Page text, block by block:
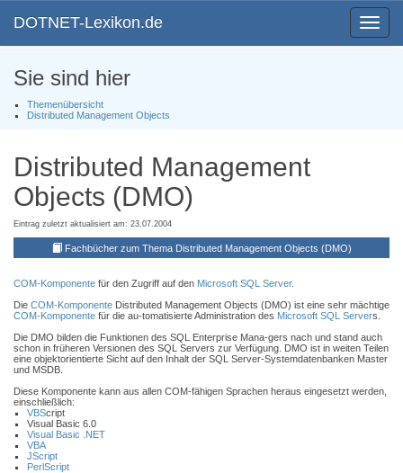
Toggle
DOTNET-Lexikon.de
Sie sind hier
Themenübersicht
Distributed Management Objects
Distributed Management
Objects (DMO)
Eintrag zuletzt aktualisiert am: 23.07.2004
Fachbücher zum Thema Distributed Management Objects (DMO)
COM-Komponente für den Zugriff auf den Microsoft SQL Server.
Die COM-Komponente Distributed Management Objects (DMO) ist eine sehr mächtige
COM-Komponente für die au-tomatisierte Administration des Microsoft SQL Servers.
Die DMO bilden die Funktionen des SQL Enterprise Mana-gers nach und stand auch
schon in früheren Versionen des SQL Servers zur Verfügung. DMO ist in weiten Teilen
eine objektorientierte Sicht auf den Inhalt der SQL Server-Systemdatenbanken Master
und MSDB.
Diese Komponente kann aus allen COM-fähigen Sprachen heraus eingesetzt werden,
einschließlich:
VBScript
Visual Basic 6.0
Visual Basic .NET
VBA
JScript
PerlScript